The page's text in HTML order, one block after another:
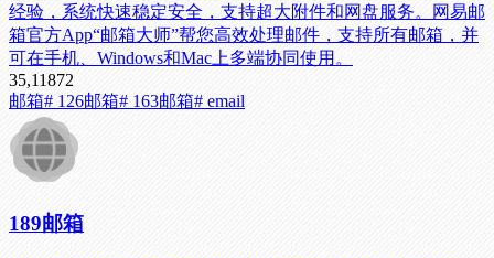
经验，系统快速稳定安全，支持超大附件和网盘服务。网易邮
箱官方App“邮箱大师”帮您高效处理邮件，支持所有邮箱，并
可在手机、Windows和Mac上多端协同使用。
35,11872
邮箱# 126邮箱# 163邮箱# email
189邮箱